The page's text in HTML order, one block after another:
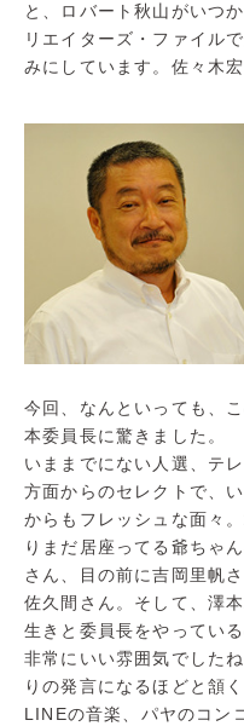
と、ロバート秋山がいつ
リエイターズ・ファイル
みにしています。佐々木宏
今回、なんといっても、
本委員長に驚きました。
いままでにない人選、テ
方面からのセレクトで、
からもフレッシュな面々
りまだ居座ってる爺ちゃ
さん、目の前に吉岡里帆
佐久間さん。そして、澤
生きと委員長をやってい
非常にいい雰囲気でした
りの発言になるほどと頷
LINEの音楽、パヤのコン